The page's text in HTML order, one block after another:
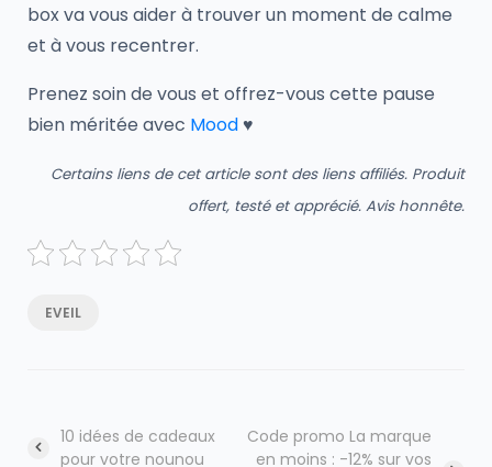
box va vous aider à trouver un moment de calme
et à vous recentrer.
Prenez soin de vous et offrez-vous cette pause
bien méritée avec Mood ♥
Certains liens de cet article sont des liens affiliés. Produit
offert, testé et apprécié. Avis honnête.
EVEIL
10 idées de cadeaux
pour votre nounou
Code promo La marque
en moins : -12% sur vos